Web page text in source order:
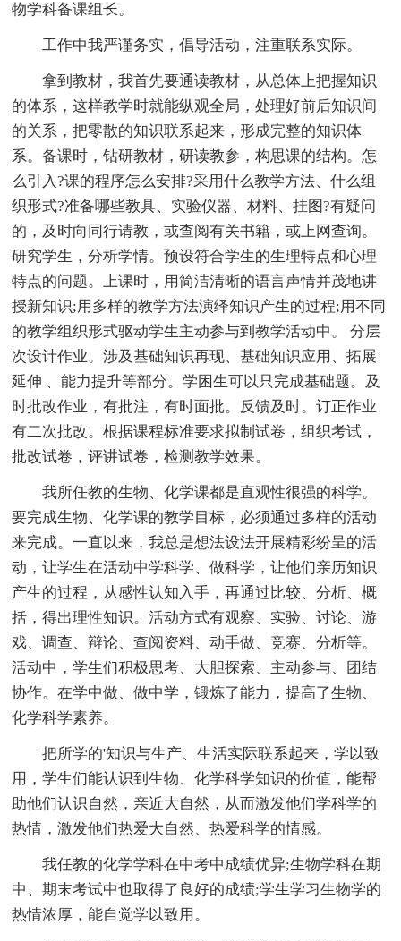
物学科备课组长。
工作中我严谨务实，倡导活动，注重联系实际。
拿到教材，我首先要通读教材，从总体上把握知识
的体系，这样教学时就能纵观全局，处理好前后知识间
的关系，把零散的知识联系起来，形成完整的知识体
系。备课时，钻研教材，研读教参，构思课的结构。怎
么引入?课的程序怎么安排?采用什么教学方法、什么组
织形式?准备哪些教具、实验仪器、材料、挂图?有疑问
的，及时向同行请教，或查阅有关书籍，或上网查询。
研究学生，分析学情。预设符合学生的生理特点和心理
特点的问题。上课时，用简洁清晰的语言声情并茂地讲
授新知识;用多样的教学方法演绎知识产生的过程;用不同
的教学组织形式驱动学生主动参与到教学活动中。 分层
次设计作业。涉及基础知识再现、基础知识应用、拓展
延伸 、能力提升等部分。学困生可以只完成基础题。及
时批改作业，有批注，有时面批。反馈及时。订正作业
有二次批改。根据课程标准要求拟制试卷，组织考试，
批改试卷，评讲试卷，检测教学效果。
我所任教的生物、化学课都是直观性很强的科学。
要完成生物、化学课的教学目标，必须通过多样的活动
来完成。一直以来，我总是想法设法开展精彩纷呈的活
动，让学生在活动中学科学、做科学，让他们亲历知识
产生的过程，从感性认知入手，再通过比较、分析、概
括，得出理性知识。活动方式有观察、实验、讨论、游
戏、调查、辩论、查阅资料、动手做、竞赛、分析等。
活动中，学生们积极思考、大胆探索、主动参与、团结
协作。在学中做、做中学，锻炼了能力，提高了生物、
化学科学素养。
把所学的'知识与生产、生活实际联系起来，学以致
用，学生们能认识到生物、化学科学知识的价值，能帮
助他们认识自然，亲近大自然，从而激发他们学科学的
热情，激发他们热爱大自然、热爱科学的情感。
我任教的化学学科在中考中成绩优异;生物学科在期
中、期末考试中也取得了良好的成绩;学生学习生物学的
热情浓厚，能自觉学以致用。